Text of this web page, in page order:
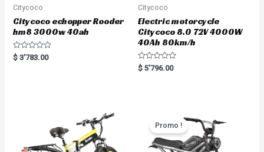
Citycoco
Citycoco echopper Rooder
hm8 3000w 40ah
R
a
$ 3'783.00
Citycoco
Electric motorcycle
Citycoco 8.0 72V 4000W
40Ah 80km/h
R
a
$ 5'796.00
Promo !